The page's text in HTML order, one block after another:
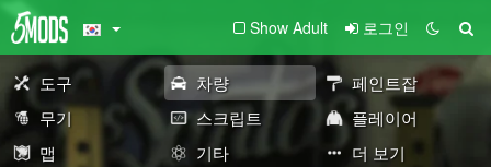
Show Adult 로그인
도구 차량
페인트잡
무기
스크립트
플레이어
맵
기타 더 보기